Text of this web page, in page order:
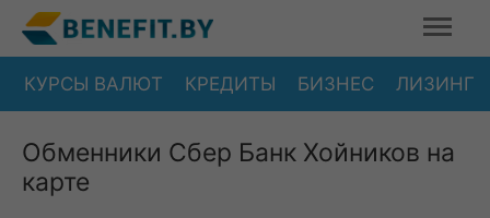
КУРСЫ ВАЛЮТ КРЕДИТЫ БИЗНЕС ЛИЗИНГ
Обменники Сбер Банк Хойников на
карте